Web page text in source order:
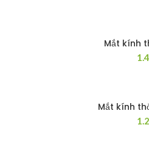
THÊM
Mắt kính
THÊM
Mắt kính